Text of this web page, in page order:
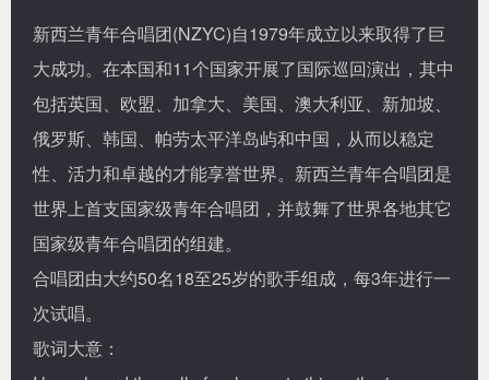
新西兰青年合唱团(NZYC)自1979年成立以来取得了巨
大成功。在本国和11个国家开展了国际巡回演出，其中
包括英国、欧盟、加拿大、美国、澳大利亚、新加坡、
俄罗斯、韩国、帕劳太平洋岛屿和中国，从而以稳定
性、活力和卓越的才能享誉世界。新西兰青年合唱团是
世界上首支国家级青年合唱团，并鼓舞了世界各地其它
国家级青年合唱团的组建。
合唱团由大约50名18至25岁的歌手组成，每3年进行一
次试唱。
歌词大意：